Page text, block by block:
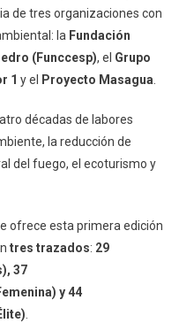
de tres organizaciones con
la Fundación
(Funccesp), el Grupo
1 y el Proyecto Masagua.
décadas de labores
la reducción de
del fuego, el ecoturismo y
ofrece esta primera edición
tres trazados: 29
37
y 44
.